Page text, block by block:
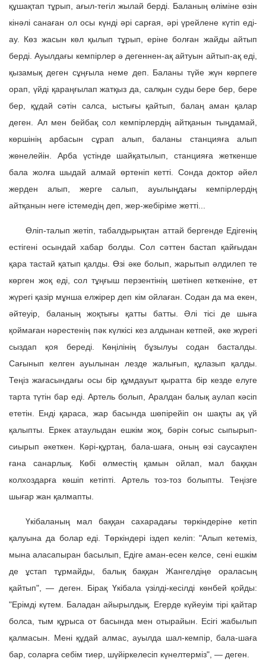
құшақтап тұрып, ағыл-тегіл жылай берді. Баланың өліміне өзін
кінәлі санаған ол осы күнді әрі сарғая, әрі үрейлене күтіп еді-
ау. Көз жасын көл қылып тұрып, еріне болған жайды айтып
берді. Ауылдағы кемпірлер ә дегеннен-ақ айтуын айтып-ақ еді,
қызамық деген сұңғыла неме деп. Баланы түйе жүн көрпеге
орап, үйді қараңғылап жатқыз да, салқын суды бере бер, бере
бер, құдай сәтін салса, ыстығы қайтып, балаң аман қалар
деген. Ал мен бейбақ сол кемпірлердің айтқанын тыңдамай,
көршінің арбасын сұрап алып, баланы станцияға алып
жөнелейін. Арба үстінде шайқатылып, станцияға жеткенше
бала жолға шыдай алмай өртеніп кетті. Сонда доктор әйел
жерден алып, жерге салып, ауылыңдағы кемпірлердің
айтқанын неге істемедің деп, жер-жебіріме жетті...
Өліп-талып жетіп, табалдырықтан аттай бергенде Едігенің
естігені осындай хабар болды. Сол сәттен бастап қайғыдан
қара тастай қатып қалды. Өзі әке болып, жарытып әлдилеп те
көрген жоқ еді, сол тұңғыш перзентінің шетінеп кеткеніне, ет
жүрегі қазір мұнша елжірер деп кім ойлаған. Содан да ма екен,
әйтеуір, баланың жоқтығы қатты батты. Әлі тісі де шыға
қоймаған нәрестенің пәк күлкісі кез алдынан кетпей, әке жүрегі
сыздап қоя береді. Көңілінің бұзылуы содан басталды.
Сағынып келген ауылынан лезде жалығып, құлазып қалды.
Теңіз жағасындағы осы бір құмдауыт қыратта бір кезде елуге
тарта түтін бар еді. Артель болып, Аралдан балық аулап кәсіп
ететін. Енді қараса, жар басында шөпірейіп он шақты ақ үй
қалыпты. Еркек атаулыдан ешкім жоқ, бәрін соғыс сыпырып-
сиырып әкеткен. Кәрі-құртаң, бала-шаға, оның өзі саусақпен
ғана санарлық. Көбі өлместің қамын ойлап, мал баққан
колхоздарға көшіп кетіпті. Артель тоз-тоз болыпты. Теңізге
шығар жан қалмапты.
Үкібаланың мал баққан сахарадағы төркіндеріне кетіп
қалуына да болар еді. Төркіндері іздеп келіп: "Алып кетеміз,
мына аласапыран басылып, Едіге аман-есен келсе, сені ешкім
де ұстап тұрмайды, балық баққан Жангелдіңе ораласың
қайтып", — деген. Бірақ Үкібала үзілді-кесілді көнбей қойды:
"Ерімді күтем. Баладан айырылдық. Егерде күйеуім тірі қайтар
болса, тым құрыса от басында мен отырайын. Есігі жабылып
қалмасын. Мені құдай алмас, ауылда шал-кемпір, бала-шаға
бар, соларға себім тиер, шүйіркелесіп күнелтерміз", — деген.